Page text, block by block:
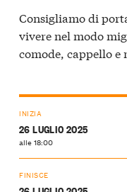
Consigliamo di
vivere nel modo
comode, cappello
INIZIA
26 LUGLIO 2025
alle 18:00
FINISCE